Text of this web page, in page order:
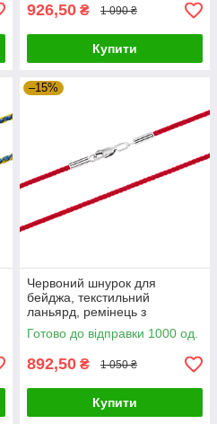
926,50 ₴ 1 090 ₴
Купити
–15%
Червоний шнурок для
бейджа, текстильний
ланьярд, ремінець з
карабіном
Готово до відправки 1000 од.
892,50 ₴ 1 050 ₴
Купити